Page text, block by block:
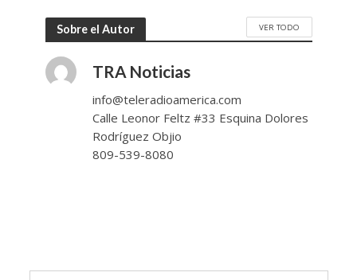
Sobre el Autor VER TODO
TRA Noticias
info@teleradioamerica.com
Calle Leonor Feltz #33 Esquina Dolores
Rodríguez Objio
809-539-8080